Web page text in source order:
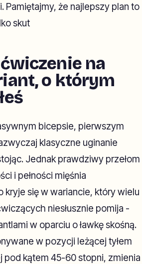
Pamiętajmy, że najlepszy plan to
skut
na
o którym
bicepsie, pierwszym
klasyczne uginanie
Jednak prawdziwy przełom
i pełności mięśnia
kryje się w wariancie, który wielu
niesłusznie pomija -
w oparciu o ławkę skośną.
w pozycji leżącej tyłem
pod kątem 45-60 stopni, zmienia